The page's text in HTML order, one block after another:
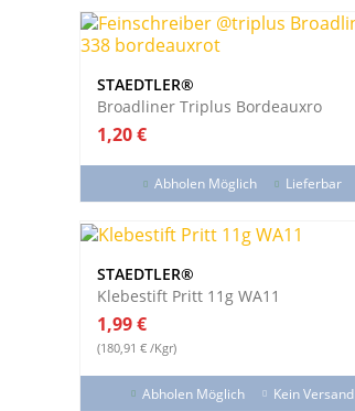
STAEDTLER®
Broadliner Triplus Bordeauxro
Preis
1,20 €
Abholen Möglich Lieferbar
STAEDTLER®
Klebestift Pritt 11g WA11
Preis
1,99 €
(180,91 € /Kgr)
Abholen Möglich Kein Versand